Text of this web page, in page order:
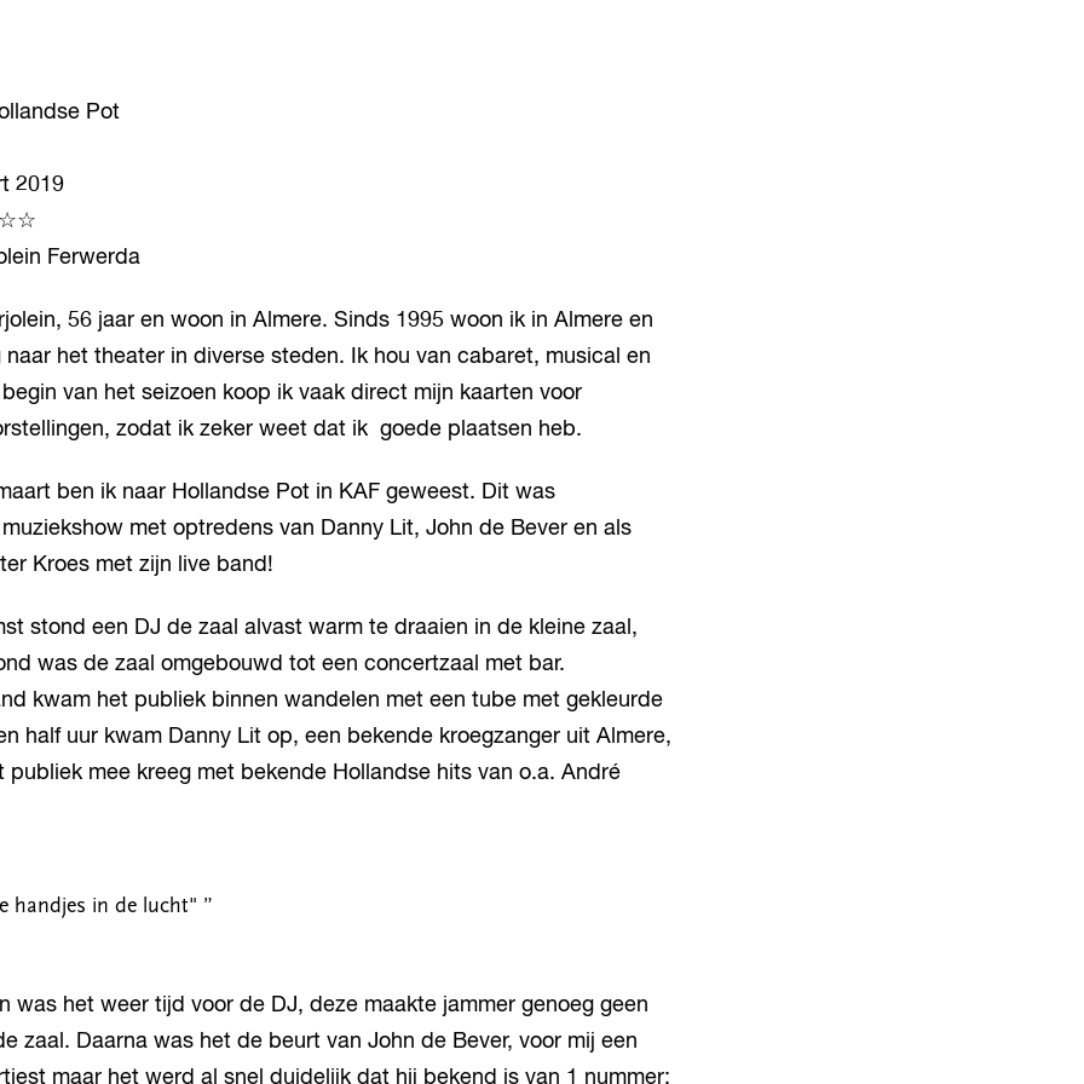
Pot
2019
Ferwerda
56 jaar en woon in Almere. Sinds 1995 woon ik in Almere en
naar het theater in diverse steden. Ik hou van cabaret, musical en
van het seizoen koop ik vaak direct mijn kaarten voor
zodat ik zeker weet dat ik goede plaatsen heb.
ben ik naar Hollandse Pot in KAF geweest. Dit was
met optredens van Danny Lit, John de Bever en als
Kroes met zijn live band!
stond een DJ de zaal alvast warm te draaien in de kleine zaal,
was de zaal omgebouwd tot een concertzaal met bar.
kwam het publiek binnen wandelen met een tube met gekleurde
half uur kwam Danny Lit op, een bekende kroegzanger uit Almere,
publiek mee kreeg met bekende Hollandse hits van o.a. André
handjes in de lucht" ”
was het weer tijd voor de DJ, deze maakte jammer genoeg geen
zaal. Daarna was het de beurt van John de Bever, voor mij een
maar het werd al snel duidelijk dat hij bekend is van 1 nummer: